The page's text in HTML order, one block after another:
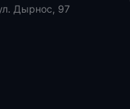
Дырнос, 97